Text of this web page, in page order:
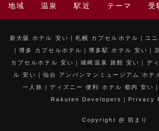
地域 温泉 駅近 テーマ 受
新大阪 ホテル 安い 札幌 カプセルホテル
ユ
博多 カプセルホテル
博多駅 ホテル 安い
カプセルホテル 安い
城崎温泉 旅館 安い
デ
ル 安い
仙台 アンパンマンミュージアム ホテ
一人旅
ディズニー 便利 ホテル 都内 安い
Rakuten Developers
Privacy
Copyright @ 宿まり